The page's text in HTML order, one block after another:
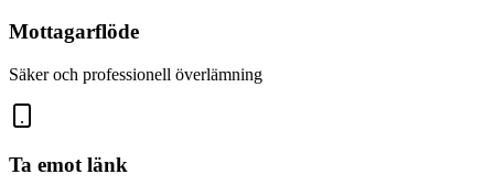
Mottagarflöde
Säker och professionell överlämning
Ta emot länk